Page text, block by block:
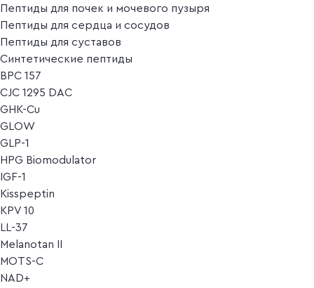
Пептиды для почек и мочевого пузыря
Пептиды для сердца и сосудов
Пептиды для суставов
Синтетические пептиды
BPC 157
CJC 1295 DAC
GHK-Cu
GLOW
GLP-1
HPG Biomodulator
IGF-1
Kisspeptin
KPV 10
LL-37
Melanotan II
MOTS-C
NAD+